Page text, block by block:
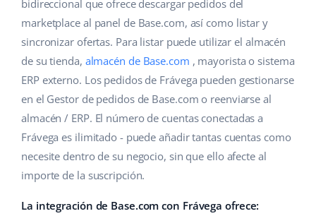
Gestión de envíos
Automatizaciones
Base Connect
IA para e-commerce
Hogar y jardinería
Productos infantiles
Electrónica
Piezas de automóviles
Supermercado
Salud y belleza
Moda
Ayuda
Base Academy
Blog
Servicios
Implementación de sistemas
Auditoría de cuentas
english (US)
english (GB)
english (IN)
čeština
deutsch
Ελληνικά
español (AR)
bidireccional que ofrece descargar pedidos del
marketplace al panel de Base.com, así como listar y
sincronizar ofertas. Para listar puede utilizar el almacén
de su tienda, almacén de Base.com , mayorista o sistema
ERP externo. Los pedidos de Frávega pueden gestionarse
en el Gestor de pedidos de Base.com o reenviarse al
almacén / ERP. El número de cuentas conectadas a
Frávega es ilimitado - puede añadir tantas cuentas como
necesite dentro de su negocio, sin que ello afecte al
importe de la suscripción.
La integración de Base.com con Frávega ofrece: